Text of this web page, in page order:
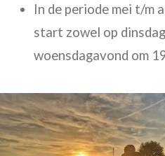
In de periode mei t/m
start zowel op
woensdagavond om